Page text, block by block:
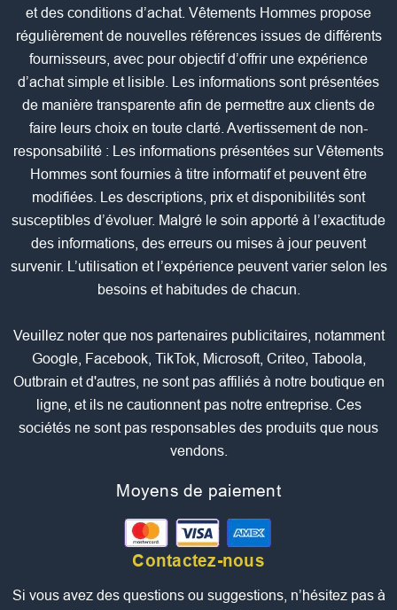
et des conditions d’achat. Vêtements Hommes propose
régulièrement de nouvelles références issues de différents
fournisseurs, avec pour objectif d’offrir une expérience
d’achat simple et lisible. Les informations sont présentées
de manière transparente afin de permettre aux clients de
faire leurs choix en toute clarté. Avertissement de non-
responsabilité : Les informations présentées sur Vêtements
Hommes sont fournies à titre informatif et peuvent être
modifiées. Les descriptions, prix et disponibilités sont
susceptibles d’évoluer. Malgré le soin apporté à l’exactitude
des informations, des erreurs ou mises à jour peuvent
survenir. L’utilisation et l’expérience peuvent varier selon les
besoins et habitudes de chacun.
Veuillez noter que nos partenaires publicitaires, notamment
Google, Facebook, TikTok, Microsoft, Criteo, Taboola,
Outbrain et d'autres, ne sont pas affiliés à notre boutique en
ligne, et ils ne cautionnent pas notre entreprise. Ces
sociétés ne sont pas responsables des produits que nous
vendons.
Moyens de paiement
Contactez-nous
Si vous avez des questions ou suggestions, n’hésitez pas à